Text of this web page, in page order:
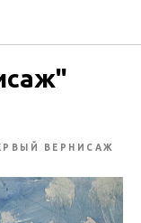
ВЕРНИСАЖ